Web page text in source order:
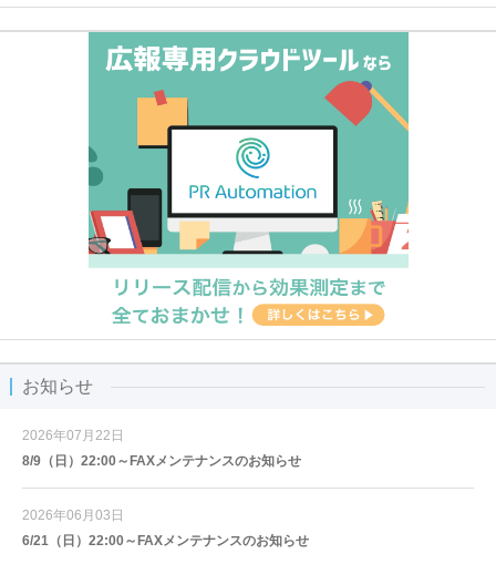
お知らせ
2026年07月22日
8/9（日）22:00～FAXメンテナンスのお知らせ
2026年06月03日
6/21（日）22:00～FAXメンテナンスのお知らせ